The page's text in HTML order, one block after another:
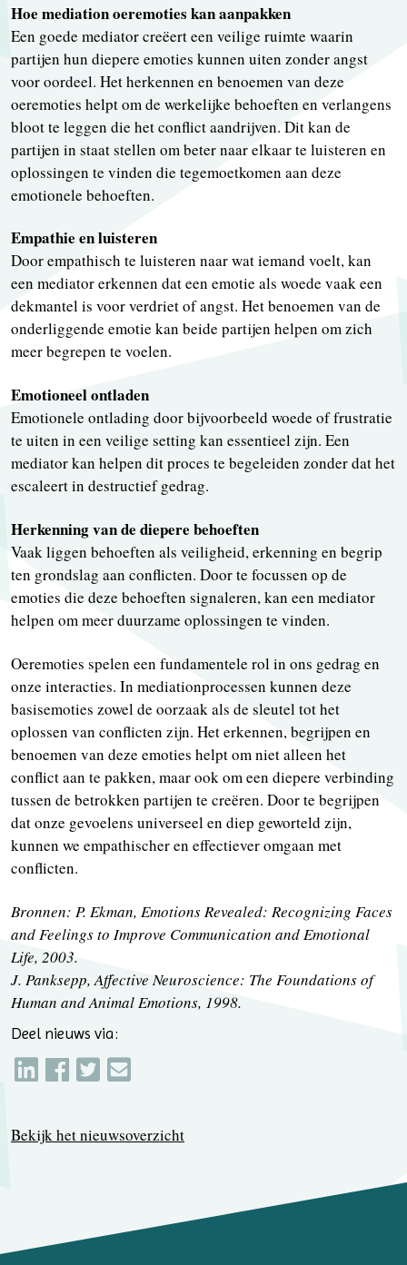
Hoe mediation oeremoties kan aanpakken
Een goede mediator creëert een veilige ruimte waarin
partijen hun diepere emoties kunnen uiten zonder angst
voor oordeel. Het herkennen en benoemen van deze
oeremoties helpt om de werkelijke behoeften en verlangens
bloot te leggen die het conflict aandrijven. Dit kan de
partijen in staat stellen om beter naar elkaar te luisteren en
oplossingen te vinden die tegemoetkomen aan deze
emotionele behoeften.
Empathie en luisteren
Door empathisch te luisteren naar wat iemand voelt, kan
een mediator erkennen dat een emotie als woede vaak een
dekmantel is voor verdriet of angst. Het benoemen van de
onderliggende emotie kan beide partijen helpen om zich
meer begrepen te voelen.
Emotioneel ontladen
Emotionele ontlading door bijvoorbeeld woede of frustratie
te uiten in een veilige setting kan essentieel zijn. Een
mediator kan helpen dit proces te begeleiden zonder dat het
escaleert in destructief gedrag.
Herkenning van de diepere behoeften
Vaak liggen behoeften als veiligheid, erkenning en begrip
ten grondslag aan conflicten. Door te focussen op de
emoties die deze behoeften signaleren, kan een mediator
helpen om meer duurzame oplossingen te vinden.
Oeremoties spelen een fundamentele rol in ons gedrag en
onze interacties. In mediationprocessen kunnen deze
basisemoties zowel de oorzaak als de sleutel tot het
oplossen van conflicten zijn. Het erkennen, begrijpen en
benoemen van deze emoties helpt om niet alleen het
conflict aan te pakken, maar ook om een diepere verbinding
tussen de betrokken partijen te creëren. Door te begrijpen
dat onze gevoelens universeel en diep geworteld zijn,
kunnen we empathischer en effectiever omgaan met
conflicten.
Bronnen: P. Ekman, Emotions Revealed: Recognizing Faces
and Feelings to Improve Communication and Emotional
Life, 2003.
J. Panksepp, Affective Neuroscience: The Foundations of
Human and Animal Emotions, 1998.
Deel nieuws via:
Bekijk het nieuwsoverzicht